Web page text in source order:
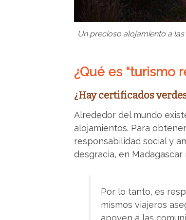
Un precioso alojamiento a
¿Qué es “turismo
¿Hay certificados
Alrededor del mundo
alojamientos. Para
responsabilidad social y
desgracia, en
Por lo tanto, es
mismos viajeros
apoyen a las